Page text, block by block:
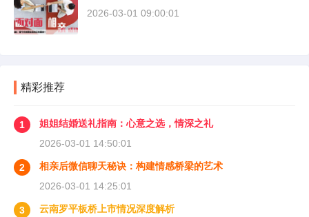
2026-03-01 09:00:01
精彩推荐
1
姐姐结婚送礼指南：心意之选，情深之礼
2026-03-01 14:50:01
2
相亲后微信聊天秘诀：构建情感桥梁的艺术
2026-03-01 14:25:01
3
云南罗平板桥上市情况深度解析